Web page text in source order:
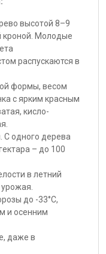
высотой 8–9
кроной. Молодые
распускаются в
формы, весом
с ярким красным
кисло-
С одного дерева
– до 100
в летний
до -33°C,
и осенним
даже в